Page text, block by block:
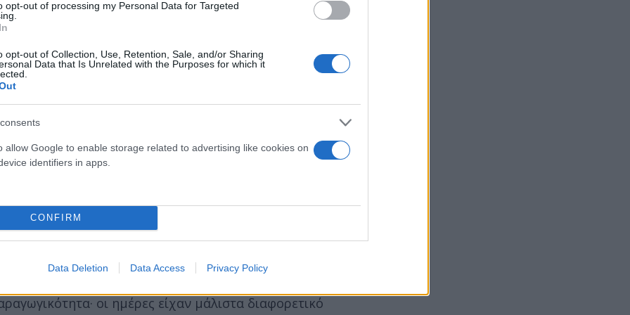
opt-out of processing my Personal Data for Targeted
opt-out of Collection, Use, Retention, Sale, and/or Sharing
Data that Is Unrelated with the Purposes for which it
allow Google to enable storage related to advertising like cookies on
identifiers in apps.
CONFIRM
Data Deletion Data Access Privacy Policy
από τον Tiw, έναν νορβηγικό θεό του πολέμου που
συνδέεται με τον Ερμή. Η Πέμπτη προέρχεται από τον
τιμά τη Φριγκ, που συνδέεται με την Αφροδίτη.
την εβδομάδα των επτά ημερών. Η αρχαία
ημερών, ενώ ορισμένες περιοχές της Δυτικής Αφρικής
κατά καιρούς να αναδιαμορφώσουν το ημερολόγιο. Κατά
εισήγαγαν μια εβδομάδα 10 ημερών με σκοπό να
τη μέτρηση του χρόνου πιο «ορθολογική». (Όλες οι
της φύσης.)
και εξαήμερες εβδομάδες εργασίας, σε μια
οι ημέρες είχαν μάλιστα διαφορετικό